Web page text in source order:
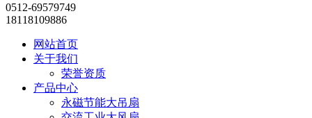
0512-69579749
18118109886
网站首页
关于我们
荣誉资质
产品中心
永磁节能大吊扇